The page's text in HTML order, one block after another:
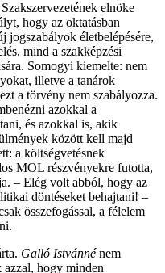
elnöke
hogy az oktatásban
jogszabályok életbelépésére,
mind a szakképzési
Somogyi kiemelte: nem
illetve a tanárok
a törvény nem szabályozza.
azokkal a
és azokkal is, akik
között kell majd
a költségvetésnek
MOL részvényekre futotta,
– Elég volt abból, hogy az
döntéseket behajtani! –
összefogással, a félelem
Galló Istvánnénem
azzal, hogy minden